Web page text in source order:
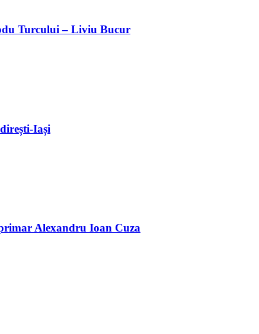
Turcului – Liviu Bucur
Iași
Alexandru Ioan Cuza